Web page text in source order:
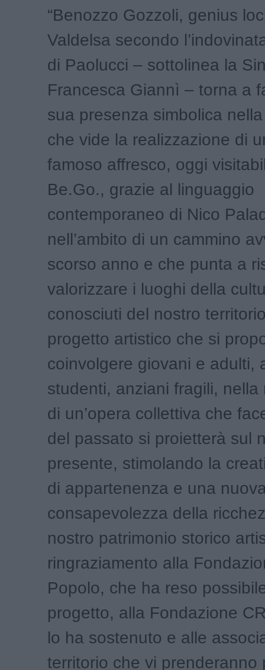
“Benozzo Gozzoli, genius
Valdelsa secondo
di Paolucci – sottolinea la
Francesca Giannì – torna a
sua presenza simbolica
che vide la realizzazione di
famoso affresco, oggi
Be.Go., grazie al linguaggio
contemporaneo di Nico
nell’ambito di un cammino
scorso anno e che punta a
valorizzare i luoghi della
conosciuti del nostro
progetto artistico che si
coinvolgere giovani e adulti,
studenti, anziani fragili, nella
di un’opera collettiva che
del passato si proietterà sul
presente, stimolando la
di appartenenza e una
consapevolezza della
nostro patrimonio storico
ringraziamento alla
Popolo, che ha reso
progetto, alla Fondazione
lo ha sostenuto e alle
territorio che vi prenderanno